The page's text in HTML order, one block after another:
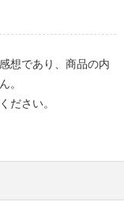
想であり、商品の内
。
ださい。